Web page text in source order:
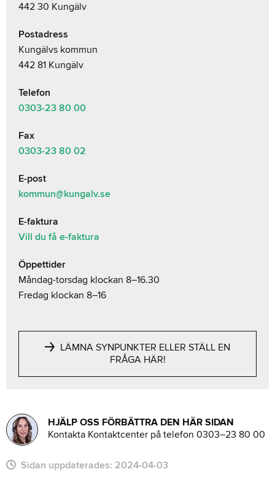
442 30 Kungälv
Postadress
Kungälvs kommun
442 81 Kungälv
Telefon
0303-23 80 00
Fax
0303-23 80 02
E-post
kommun@kungalv.se
E-faktura
Vill du få e-faktura
Öppettider
Måndag-torsdag klockan 8–16.30
Fredag klockan 8–16
LÄMNA SYNPUNKTER ELLER STÄLL EN
FRÅGA HÄR!
HJÄLP OSS FÖRBÄTTRA DEN HÄR SIDAN
Kontakta Kontaktcenter på telefon 0303–23 80 00
Sidan uppdaterades: 2024-04-03